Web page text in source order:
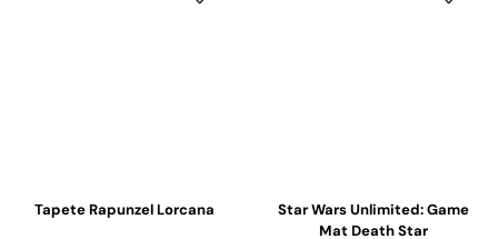
Tapete Rapunzel Lorcana
Star Wars Unlimited: Game
Mat Death Star